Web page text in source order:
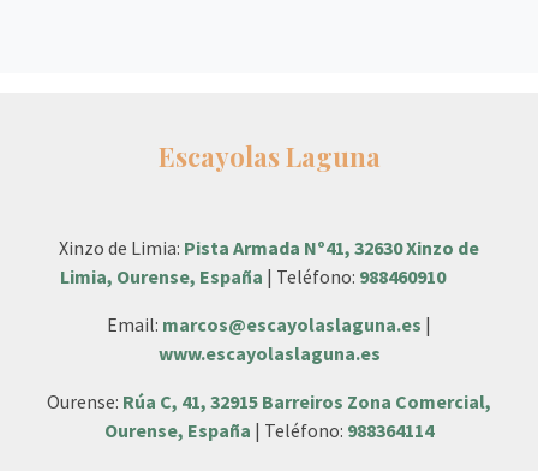
Escayolas Laguna
Xinzo de Limia: Pista Armada Nº41, 32630 Xinzo de
Limia, Ourense, España | Teléfono: 988460910
Email: marcos@escayolaslaguna.es |
www.escayolaslaguna.es
Ourense: Rúa C, 41, 32915 Barreiros Zona Comercial,
Ourense, España | Teléfono: 988364114